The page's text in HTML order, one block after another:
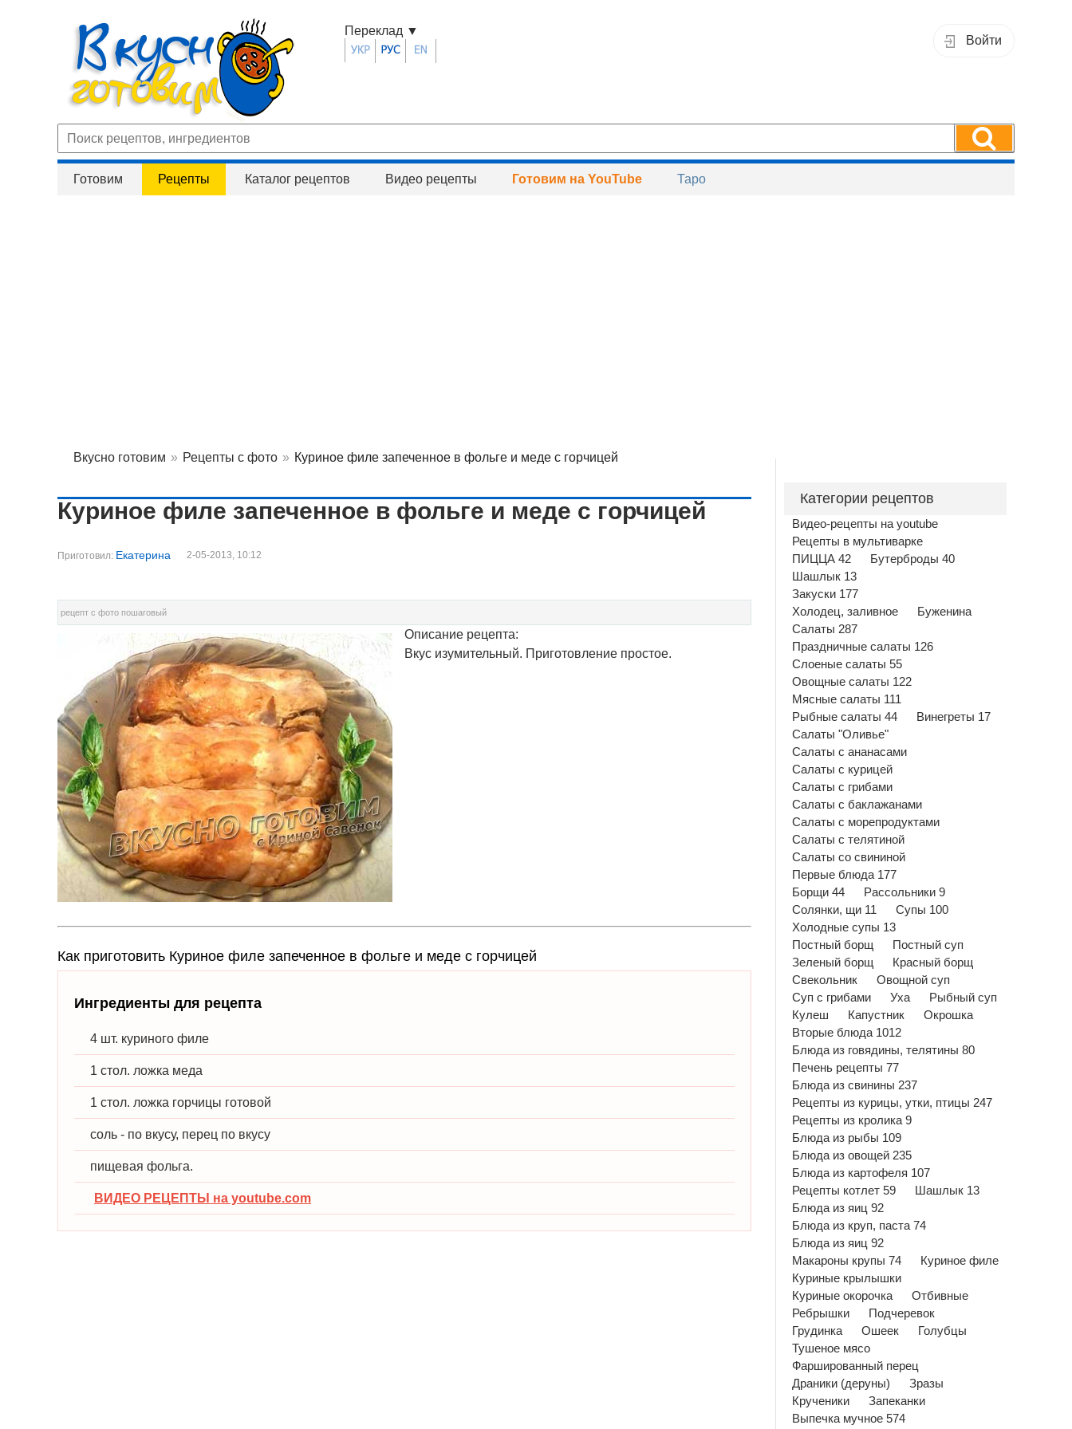
Войти
Переклад ▼
Готовим Рецепты Каталог рецептов Видео рецепты Готовим на YouTube Таро
Вкусно готовим » Рецепты с фото » Куриное филе запеченное в фольге и меде с горчицей
Куриное филе запеченное в фольге и меде с горчицей
Приготовил: Екатерина 2-05-2013, 10:12
рецепт с фото пошаговый
Описание рецепта:
Вкус изумительный. Приготовление простое.
Как приготовить Куриное филе запеченное в фольге и меде с горчицей
Ингредиенты для рецепта
4 шт. куриного филе
1 стол. ложка меда
1 стол. ложка горчицы готовой
соль - по вкусу, перец по вкусу
пищевая фольга.
ВИДЕО РЕЦЕПТЫ на youtube.com
Категории рецептов
Видео-рецепты на youtube
Рецепты в мультиварке
ПИЦЦА 42
Бутерброды 40
Шашлык 13
Закуски 177
Холодец, заливное
Буженина
Салаты 287
Праздничные салаты 126
Слоеные салаты 55
Овощные салаты 122
Мясные салаты 111
Рыбные салаты 44
Винегреты 17
Салаты "Оливье"
Салаты с ананасами
Салаты с курицей
Салаты с грибами
Салаты с баклажанами
Салаты с морепродуктами
Салаты с телятиной
Салаты со свининой
Первые блюда 177
Борщи 44
Рассольники 9
Солянки, щи 11
Супы 100
Холодные супы 13
Постный борщ
Постный суп
Зеленый борщ
Красный борщ
Свекольник
Овощной суп
Суп с грибами
Уха
Рыбный суп
Кулеш
Капустник
Окрошка
Вторые блюда 1012
Блюда из говядины, телятины 80
Печень рецепты 77
Блюда из свинины 237
Рецепты из курицы, утки, птицы 247
Рецепты из кролика 9
Блюда из рыбы 109
Блюда из овощей 235
Блюда из картофеля 107
Рецепты котлет 59
Шашлык 13
Блюда из яиц 92
Блюда из круп, паста 74
Блюда из яиц 92
Макароны крупы 74
Куриное филе
Куриные крылышки
Куриные окорочка
Отбивные
Ребрышки
Подчеревок
Грудинка
Ошеек
Голубцы
Тушеное мясо
Фаршированный перец
Драники (деруны)
Зразы
Крученики
Запеканки
Выпечка мучное 574